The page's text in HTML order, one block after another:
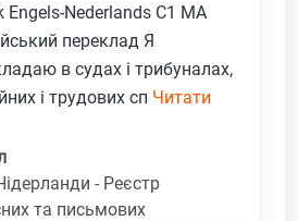
Nederlands C1 MA
переклад Я
в судах і трибуналах,
і трудових сп Читати
- Реєстр
та письмових